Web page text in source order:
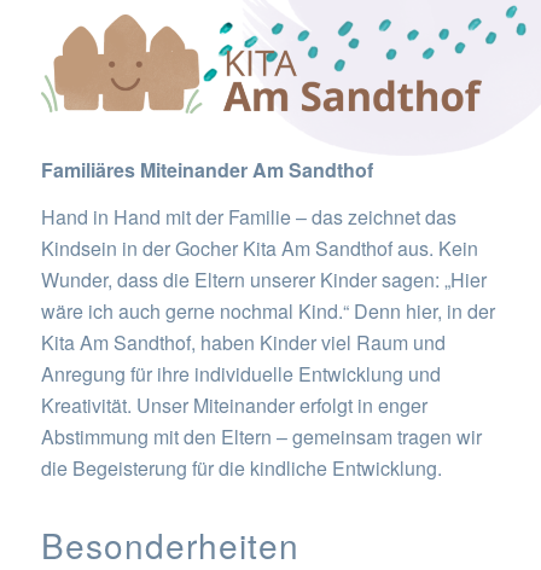
Familiäres Miteinander Am Sandthof
Hand in Hand mit der Familie – das zeichnet das
Kindsein in der Gocher Kita Am Sandthof aus. Kein
Wunder, dass die Eltern unserer Kinder sagen: „Hier
wäre ich auch gerne nochmal Kind.“ Denn hier, in der
Kita Am Sandthof, haben Kinder viel Raum und
Anregung für ihre individuelle Entwicklung und
Kreativität. Unser Miteinander erfolgt in enger
Abstimmung mit den Eltern – gemeinsam tragen wir
die Begeisterung für die kindliche Entwicklung.
Besonderheiten